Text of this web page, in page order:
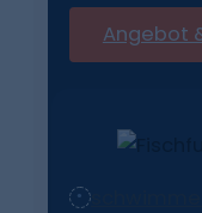
Angebot